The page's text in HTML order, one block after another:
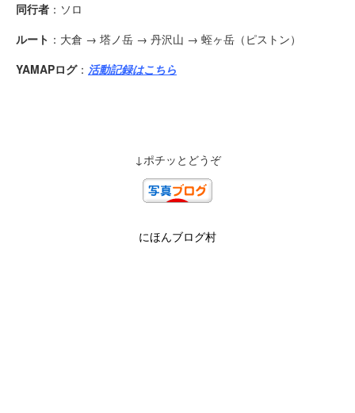
同行者 ：ソロ
ルート ：大倉 → 塔ノ岳 → 丹沢山 → 蛭ヶ岳（ピストン）
YAMAPログ： 活動記録はこちら
↓ポチッとどうぞ
にほんブログ村